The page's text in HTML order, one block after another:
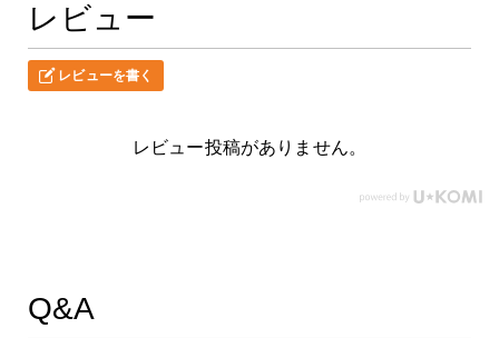
レビュー
レビューを書く
レビュー投稿がありません。
Q&A